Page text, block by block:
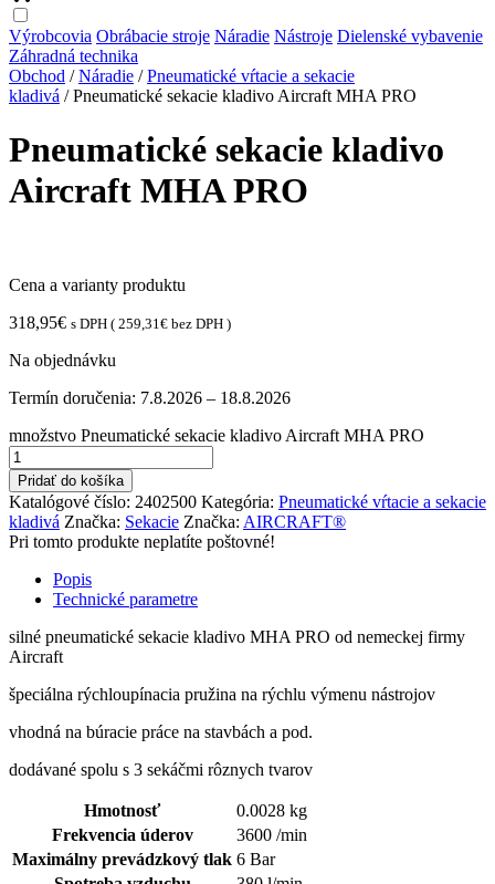
Výrobcovia Obrábacie stroje Náradie Nástroje Dielenské vybavenie
Záhradná technika
Obchod /Náradie /Pneumatické vŕtacie a sekacie
kladivá / Pneumatické sekacie kladivo Aircraft MHA PRO
Pneumatické sekacie kladivo
Aircraft MHA PRO
Cena a varianty produktu
318,95€ s DPH ( 259,31 € bez DPH )
Na objednávku
Termín doručenia: 7.8.2026 – 18.8.2026
množstvo Pneumatické sekacie kladivo Aircraft MHA PRO
Pridať do košíka
Katalógové číslo: 2402500 Kategória: Pneumatické vŕtacie a sekacie
kladivá Značka: Sekacie Značka: AIRCRAFT®
Pri tomto produkte neplatíte poštovné!
Popis
Technické parametre
silné pneumatické sekacie kladivo MHA PRO od nemeckej firmy
Aircraft
špeciálna rýchloupínacia pružina na rýchlu výmenu nástrojov
vhodná na búracie práce na stavbách a pod.
dodávané spolu s 3 sekáčmi rôznych tvarov
Hmotnosť
0.0028 kg
Frekvencia úderov
3600 /min
Maximálny prevádzkový tlak 6 Bar